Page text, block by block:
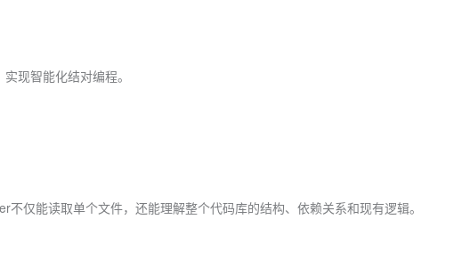
现智能化结对编程。
仅能读取单个文件，还能理解整个代码库的结构、依赖关系和现有逻辑。